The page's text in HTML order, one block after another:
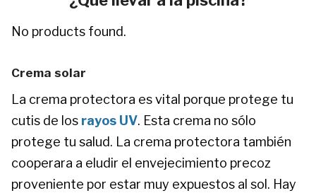
No products found.
Crema solar
La crema protectora es vital porque protege tu
cutis de los rayos UV. Esta crema no sólo
protege tu salud. La crema protectora también
cooperara a eludir el envejecimiento precoz
proveniente por estar muy expuestos al sol. Hay